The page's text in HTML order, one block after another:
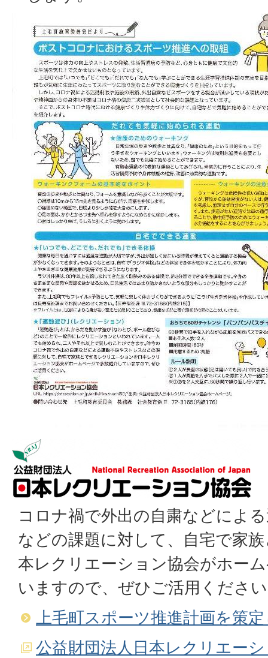
コロナ禍で外出の自粛などによ
などの課題に対して、自宅で家
本レクリエーション協会がホー
いますので、ぜひご活用くださ
上毛町スポーツ推進計画を策
公益財団法人日本レクリエー